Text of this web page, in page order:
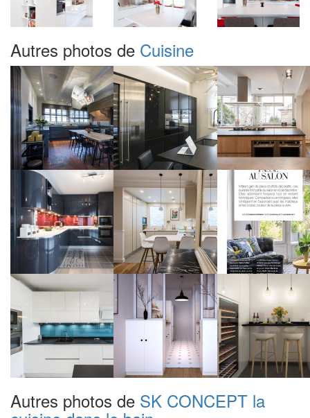
Autres photos de Cuisine
Autres photos de SK CONCEPT la